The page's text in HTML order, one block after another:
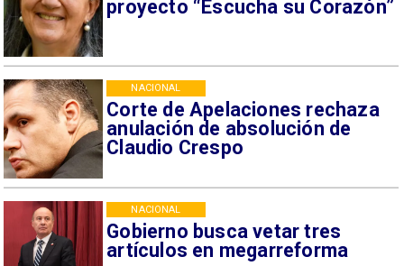
proyecto “Escucha su Corazón”
Corte de Apelaciones rechaza
anulación de absolución de
Claudio Crespo
NACIONAL
Gobierno busca vetar tres
artículos en megarreforma
NACIONAL